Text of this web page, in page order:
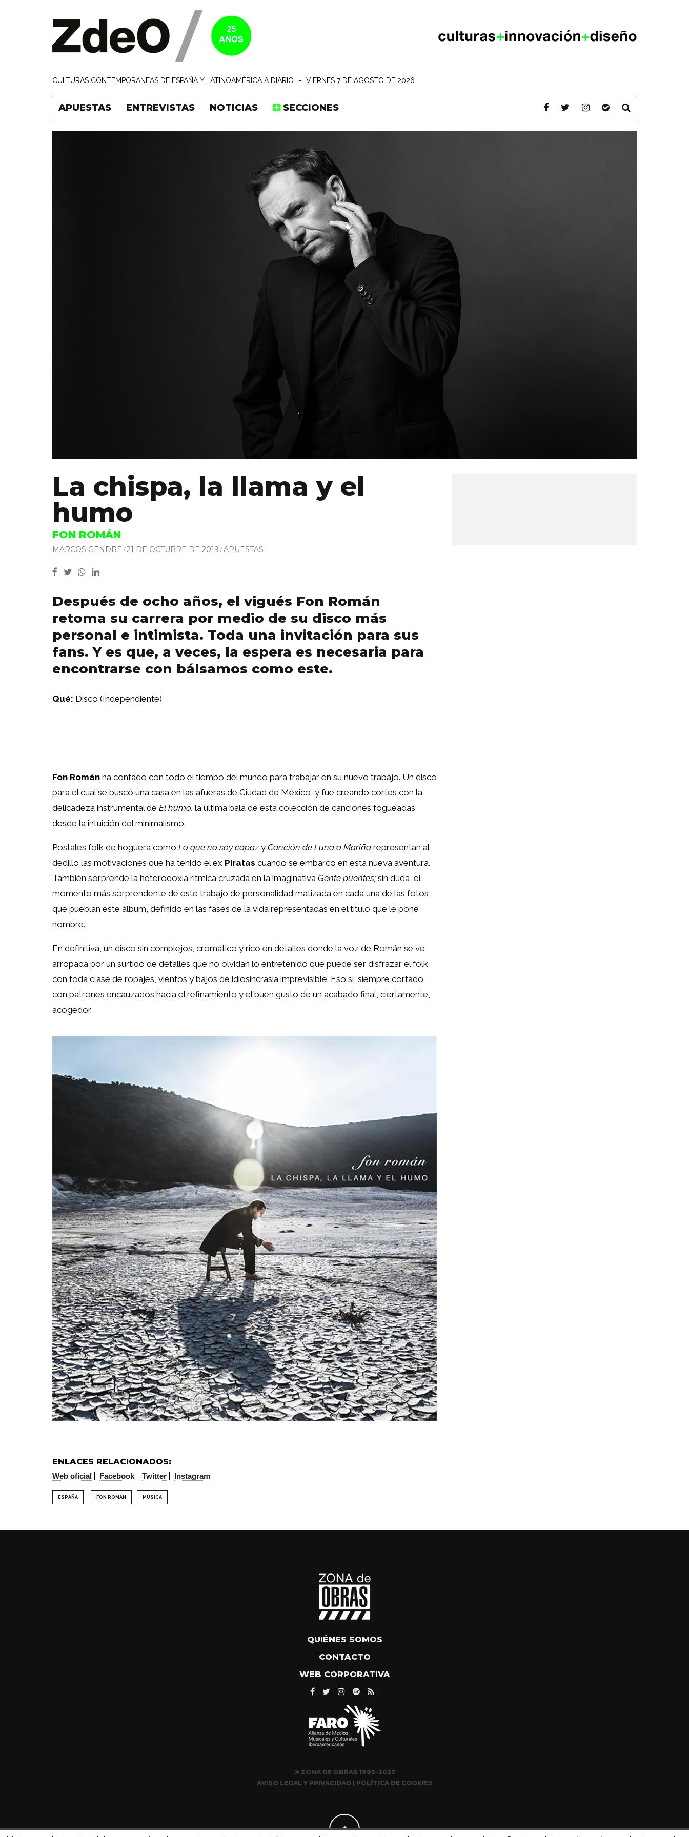
CULTURAS CONTEMPORÁNEAS DE ESPAÑA Y LATINOAMÉRICA A DIARIO - VIERNES 7 DE AGOSTO DE 2026
APUESTAS ENTREVISTAS NOTICIAS SECCIONES
La chispa, la llama y el
humo
FON ROMÁN
MARCOS GENDRE 21 DE OCTUBRE DE 2019 APUESTAS
Después de ocho años, el vigués Fon Román
retoma su carrera por medio de su disco más
personal e intimista. Toda una invitación para sus
fans. Y es que, a veces, la espera es necesaria para
encontrarse con bálsamos como este.
Qué: Disco (Independiente)
Fon Román ha contado con todo el tiempo del mundo para trabajar en su nuevo trabajo. Un disco
para el cual se buscó una casa en las afueras de Ciudad de México, y fue creando cortes con la
delicadeza instrumental de El humo, la última bala de esta colección de canciones fogueadas
desde la intuición del minimalismo.
Postales folk de hoguera como Lo que no soy capaz y Canción de Luna a Mariña representan al
dedillo las motivaciones que ha tenido el ex Piratas cuando se embarcó en esta nueva aventura.
También sorprende la heterodoxia rítmica cruzada en la imaginativa Gente puentes; sin duda, el
momento más sorprendente de este trabajo de personalidad matizada en cada una de las fotos
que pueblan este álbum, definido en las fases de la vida representadas en el título que le pone
nombre.
En definitiva, un disco sin complejos, cromático y rico en detalles donde la voz de Román se ve
arropada por un surtido de detalles que no olvidan lo entretenido que puede ser disfrazar el folk
con toda clase de ropajes, vientos y bajos de idiosincrasia imprevisible. Eso sí, siempre cortado
con patrones encauzados hacia el refinamiento y el buen gusto de un acabado final, ciertamente,
acogedor.
ENLACES RELACIONADOS:
Web oficial Facebook Twitter Instagram
ESPAÑA FON ROMÁN MÚSICA
QUIÉNES SOMOS
CONTACTO
WEB CORPORATIVA
© ZONA DE OBRAS 1995-2023
AVISO LEGAL Y PRIVACIDAD | POLÍTICA DE COOKIES